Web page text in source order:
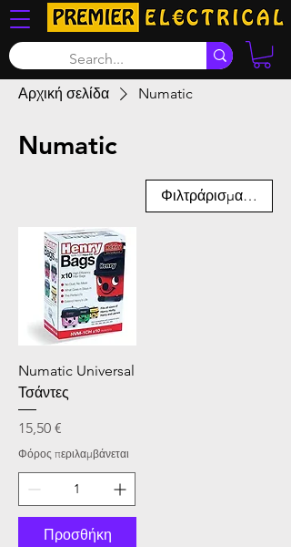
Αρχική σελίδα Numatic
Numatic
Φιλτράρισμα και
Numatic Universal
Τσάντες
Τιμή
15,50 €
Φόρος περιλαμβάνεται
Προσθήκη